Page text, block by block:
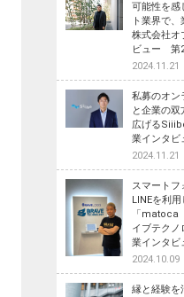
可能性を感
ト業界で
株式会社
ビュー 第
2024.11.21
私募のオン
と企業の
広げる
業インタビ
2024.11.21
スマートフ
LINEを利
「matoca
イブテク
業インタビ
2024.10.09
縁と経験を